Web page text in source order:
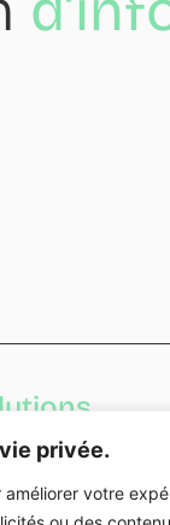
privée.
votre
SSII & Cabinet de